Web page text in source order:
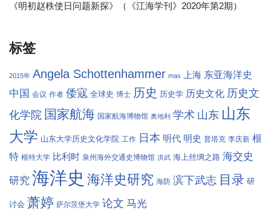
《明初赵秩使日问题新探》（《江海学刊》2020年第2期）
标签
2015年 Angela Schottenhammer mas 上海 东亚海洋史
中国 会议 作者 倭寇 全球史 博士 历史 历史学 历史文化 历史文
化学院 国家航海 国家航海博物馆 奥地利 学术 山东 山东
大学 山东大学历史文化学院 工作 日本 明代 明史 普塔克 李庆新 根
特 根特大学 比利时 泉州海外交通史博物馆 洪武 海上丝绸之路 海交史
研究 海洋史 海洋史研究 海防 滨下武志 目录 研
讨会 萧婷 萨尔茨堡大学 论文 马光